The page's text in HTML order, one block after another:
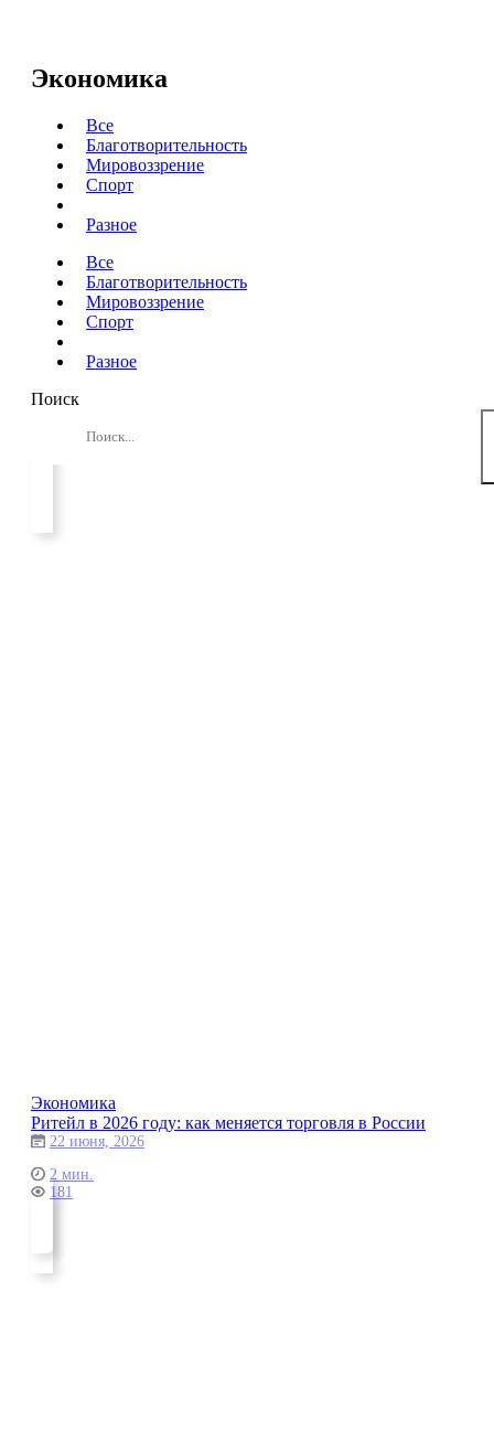
Экономика
Все
Благотворительность
Мировоззрение
Спорт
Разное
Все
Благотворительность
Мировоззрение
Спорт
Разное
Поиск
Экономика
Ритейл в 2026 году: как меняется торговля в России
22 июня, 2026
2 мин.
181